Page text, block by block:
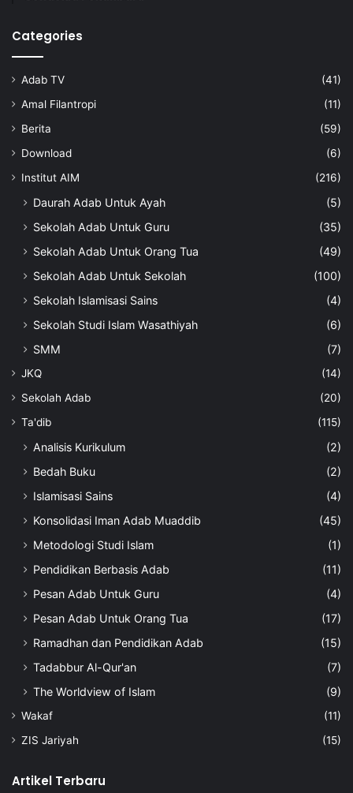
Categories
Adab TV
(41)
Amal Filantropi
(11)
Berita
(59)
Download
(6)
Institut AIM
(216)
Daurah Adab Untuk Ayah
(5)
Sekolah Adab Untuk Guru
(35)
Sekolah Adab Untuk Orang Tua
(49)
Sekolah Adab Untuk Sekolah
(100)
Sekolah Islamisasi Sains
(4)
Sekolah Studi Islam Wasathiyah
(6)
SMM
(7)
JKQ
(14)
Sekolah Adab
(20)
Ta'dib
(115)
Analisis Kurikulum
(2)
Bedah Buku
(2)
Islamisasi Sains
(4)
Konsolidasi Iman Adab Muaddib
(45)
Metodologi Studi Islam
(1)
Pendidikan Berbasis Adab
(11)
Pesan Adab Untuk Guru
(4)
Pesan Adab Untuk Orang Tua
(17)
Ramadhan dan Pendidikan Adab
(15)
Tadabbur Al-Qur'an
(7)
The Worldview of Islam
(9)
Wakaf
(11)
ZIS Jariyah
(15)
Artikel Terbaru